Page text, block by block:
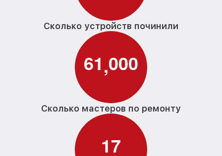
Сколько устройств починили
61,000
Сколько мастеров по ремонту
17